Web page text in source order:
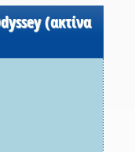
(ακτίνα